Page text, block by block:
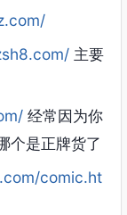
主要
经常因为你
个是正牌货了
comic.ht